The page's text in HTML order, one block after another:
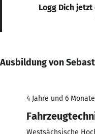
Logg Dich
Ausbildung von
4 Jahre und 6
Westsächsische